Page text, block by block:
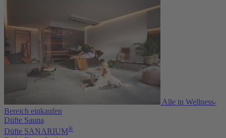
Alle in Wellness-
Bereich einkaufen
Düfte Sauna
Düfte SANARIUM®